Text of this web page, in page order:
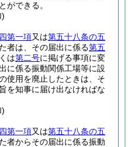
ができる。
)
第一項又は第五十八条の五
者は、その届出に係る第五
は第二号に掲げる事項に変
に係る振動関係工場等に設
使用を廃止したときは、そ
を知事に届け出なければな
)
第一項又は第五十八条の五
者からその届出に係る振動